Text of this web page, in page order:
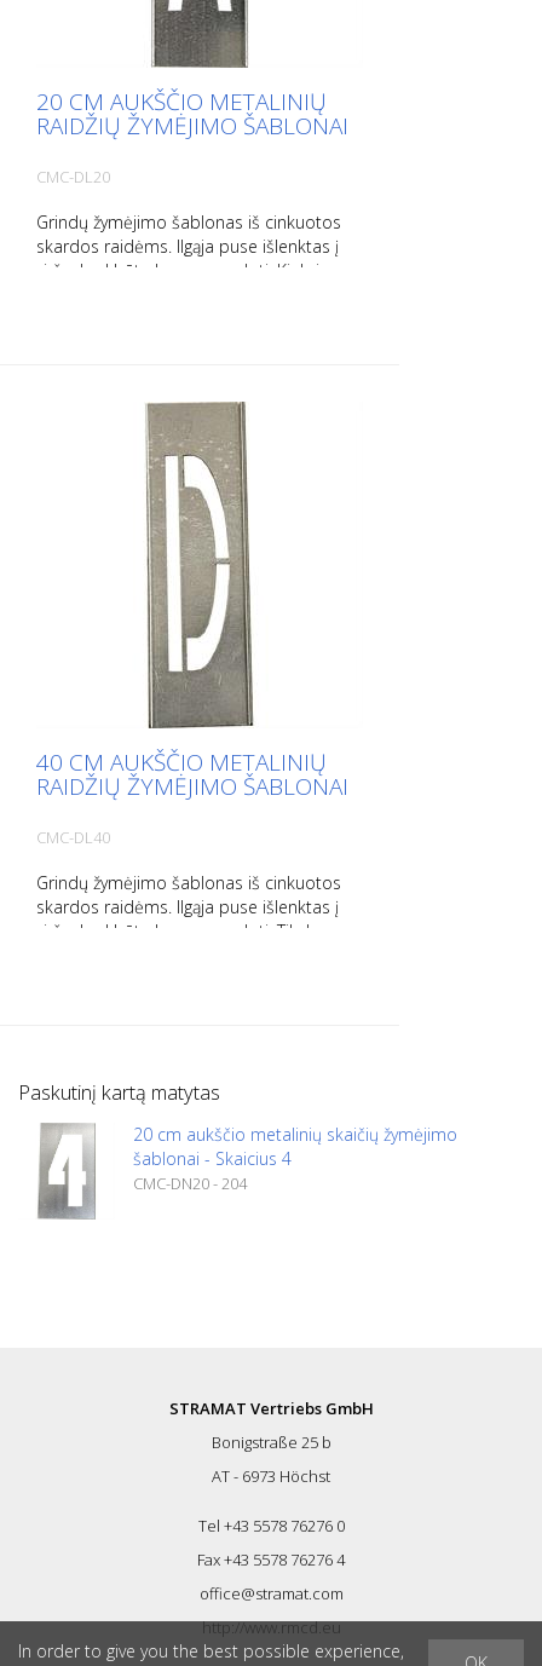
20 CM AUKŠČIO METALINIŲ
RAIDŽIŲ ŽYMĖJIMO ŠABLONAI
CMC-DL20
Grindų žymėjimo šablonas iš cinkuotos
skardos raidėms. Ilgąja puse išlenktas į
viršų, kad būtų lengva naudoti. Kiekvieno
40 CM AUKŠČIO METALINIŲ
RAIDŽIŲ ŽYMĖJIMO ŠABLONAI
CMC-DL40
Grindų žymėjimo šablonas iš cinkuotos
skardos raidėms. Ilgąja puse išlenktas į
viršų, kad būtų lengva naudoti. Tikslus
Paskutinį kartą matytas
20 cm aukščio metalinių skaičių žymėjimo
šablonai - Skaicius 4
CMC-DN20 - 204
STRAMAT Vertriebs GmbH
Bonigstraße 25 b
AT - 6973 Höchst
Tel +43 5578 76276 0
Fax +43 5578 76276 4
office@stramat.com
http://www.rmcd.eu
In order to give you the best possible experience,